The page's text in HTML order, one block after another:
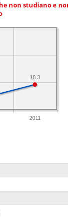
non studiano e
2011
18.3